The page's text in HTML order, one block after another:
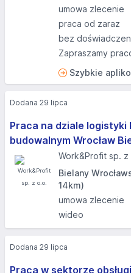
umowa zlecenie
praca od zaraz
bez
Zapraszamy
Szybkie
Praca na dziale
budowalnym Wrocław
Work&Profit sp. z
Bielany
14km)
umowa zlecenie
wideo
Dodana 29 lipca
Praca w sektorze
Dodana 29 lipca